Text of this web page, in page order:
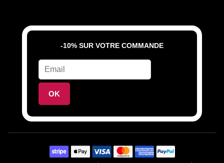
-10% SUR VOTRE COMMANDE
OK